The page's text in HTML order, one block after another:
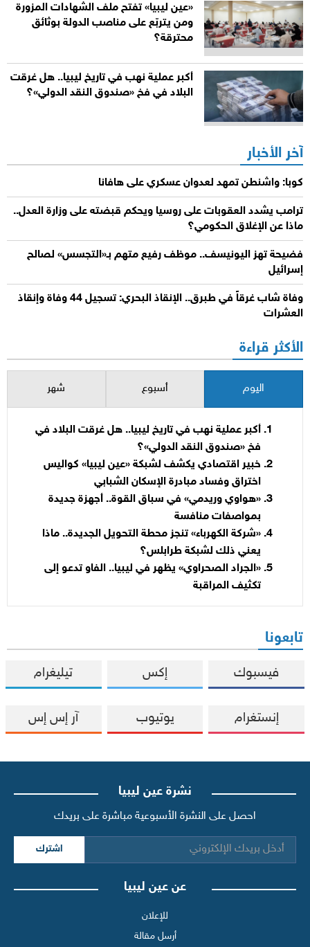
«عين ليبيا» تفتح ملف الشهادات المزورة
ومن يتربّع على مناصب الدولة بوثائق
محترقة؟
أكبر عملية نهب في تاريخ ليبيا.. هل غرقت
البلاد في فخ «صندوق النقد الدولي»؟
آخر الأخبار
كوبا: واشنطن تمهد لعدوان عسكري على هافانا
ترامب يشدد العقوبات على روسيا ويحكم قبضته على وزارة العدل..
ماذا عن الإغلاق الحكومي؟
فضيحة تهز اليونيسف.. موظف رفيع متهم بـ«التجسس» لصالح
إسرائيل
وفاة شاب غرقاً في طبرق.. الإنقاذ البحري: تسجيل 44 وفاة وإنقاذ
العشرات
الأكثر قراءة
اليوم أسبوع شهر
أكبر عملية نهب في تاريخ ليبيا.. هل غرقت البلاد في
فخ «صندوق النقد الدولي»؟
خبير اقتصادي يكشف لشبكة «عين ليبيا» كواليس
اختراق وفساد مبادرة الإسكان الشبابي
«هواوي وريدمي» في سباق القوة.. أجهزة جديدة
بمواصفات منافسة
«شركة الكهرباء» تنجز محطة التحويل الجديدة.. ماذا
يعني ذلك لشبكة طرابلس؟
«الجراد الصحراوي» يظهر في ليبيا.. الفاو تدعو إلى
تكثيف المراقبة
تابعونا
فيسبوك إكس تيليغرام
إنستغرام يوتيوب آر إس إس
نشرة عين ليبيا
احصل على النشرة الأسبوعية مباشرة على بريدك
اشترك
عن عين ليبيا
للإعلان
أرسل مقالة